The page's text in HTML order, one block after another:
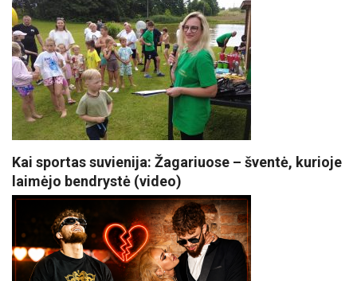
Kai sportas suvienija: Žagariuose – šventė, kurioje
laimėjo bendrystė (video)